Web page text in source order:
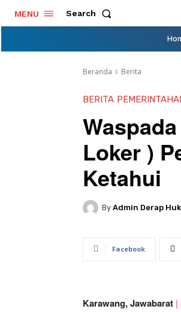
MENU Search
Beranda Berita
BERITA
Loker )
Ketahui
By Admin Derap
Facebook
Karawang, Jawabarat |